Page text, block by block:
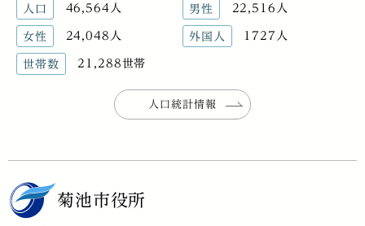
人口 46,564人 男性 22,516人
女性 24,048人 外国人 1727人
世帯数 21,288世帯
人口統計情報
菊池市役所